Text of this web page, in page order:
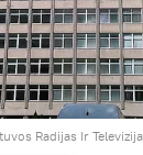
Radijas Ir